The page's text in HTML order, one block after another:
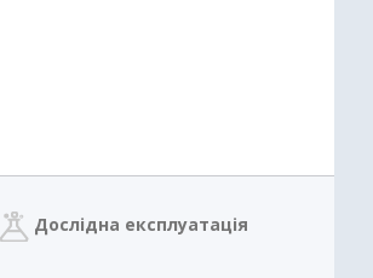
Дослідна експлуатація